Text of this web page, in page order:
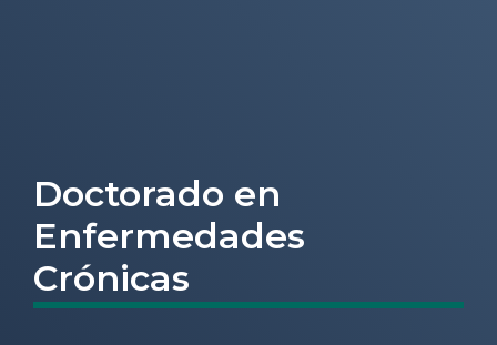
Doctorado en
Enfermedades
Crónicas